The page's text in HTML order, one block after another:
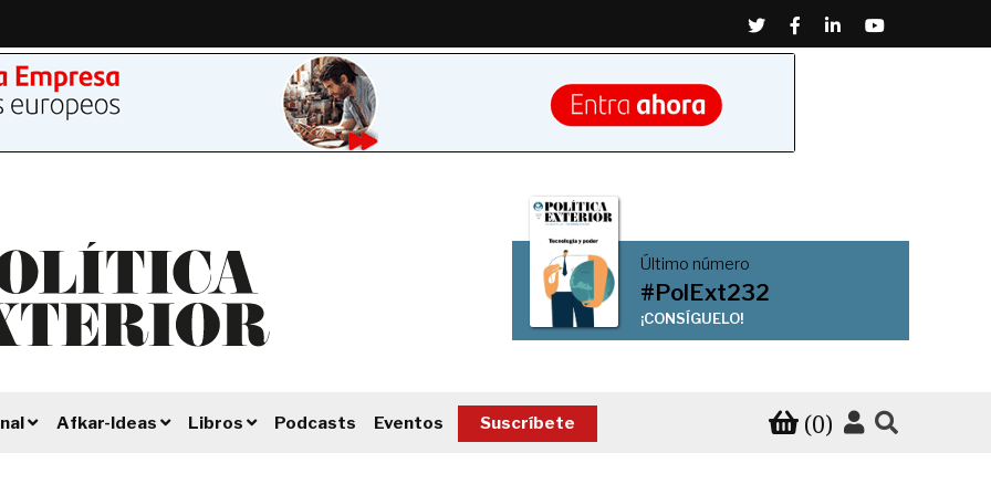
TwitterFacebook
LinkedinYoutube
Último número
#PolExt232
¡CONSÍGUELO!
Afkar-Ideas Libros Podcasts Eventos Suscríbete (0)